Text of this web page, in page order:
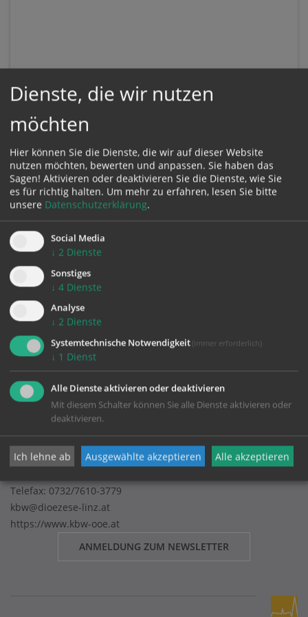
KBW-Treffpunkt Bildung
Katholisches Bildungswerk OÖ
4020 Linz
Telefax: 0732/7610-3779
kbw@dioezese-linz.at
https://www.kbw-ooe.at
ANMELDUNG ZUM NEWSLETTER
Dienste, die wir nutzen
möchten
Hier können Sie die Dienste, die wir auf dieser Website
nutzen möchten, bewerten und anpassen. Sie haben das
Sagen! Aktivieren oder deaktivieren Sie die Dienste, wie Sie
es für richtig halten. Um mehr zu erfahren, lesen Sie bitte
unsere Datenschutzerklärung.
Social Media
↓ 2 Dienste
Sonstiges
↓ 4 Dienste
Analyse
↓ 2 Dienste
Systemtechnische Notwendigkeit (immer erforderlich)
↓ 1 Dienst
Alle Dienste aktivieren oder deaktivieren
Mit diesem Schalter können Sie alle Dienste aktivieren oder
deaktivieren.
Ich lehne ab Ausgewählte akzeptieren Alle akzeptieren